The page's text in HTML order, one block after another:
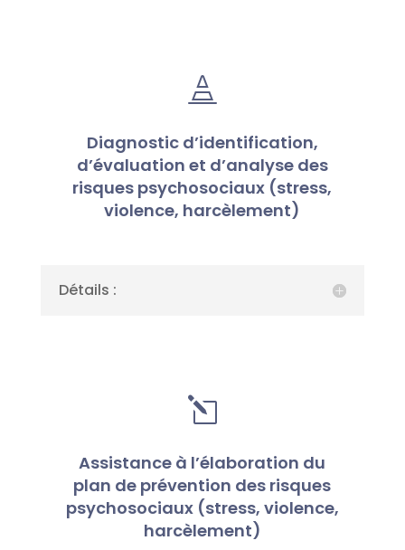

Diagnostic d’identification,
d’évaluation et d’analyse des
risques psychosociaux (stress,
violence, harcèlement)
Détails :
l
Assistance à l’élaboration du
plan de prévention des risques
psychosociaux (stress, violence,
harcèlement)